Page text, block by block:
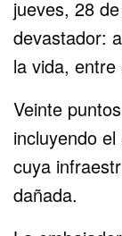
jueves, 28
devastador:
la vida,
Veinte
incluyendo
cuya
dañada.